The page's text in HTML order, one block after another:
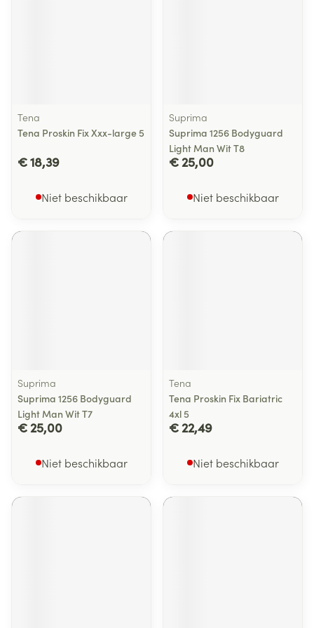
Tena
Tena Proskin Fix Xxx-large 5
€ 18,39
Niet beschikbaar
Suprima
Suprima 1256 Bodyguard
Light Man Wit T8
€ 25,00
Niet beschikbaar
Suprima
Suprima 1256 Bodyguard
Light Man Wit T7
€ 25,00
Niet beschikbaar
Tena
Tena Proskin Fix Bariatric
4xl 5
€ 22,49
Niet beschikbaar